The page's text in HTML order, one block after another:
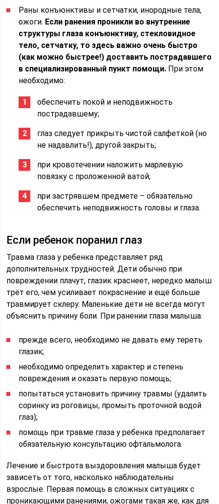
Раны конъюнктивы и сетчатки, инородные тела,
ожоги. Если ранения проникли во внутренние
структуры глаза конъюнктиву, стекловидное
тело, сетчатку, то здесь важно очень быстро
(как можно быстрее!) доставить пострадавшего
в специализированный пункт помощи. При этом
необходимо:
обеспечить покой и неподвижность
пострадавшему;
глаз следует прикрыть чистой салфеткой (но
не надавлить!), другой закрыть;
при кровотечении наложить марлевую
повязку с проложенной ватой;
при застрявшем предмете – обязательно
обеспечить неподвижность головы и глаза.
Если ребенок поранил глаз
Травма глаза у ребенка представляет ряд
дополнительных трудностей. Дети обычно при
повреждении плачут, глазик краснеет, нередко малыш
трёт его, чем усиливает покраснение и ещё больше
травмирует склеру. Маленькие дети не всегда могут
объяснить причину боли. При ранении глаза малыша:
прежде всего, необходимо не давать ему тереть
глазик;
необходимо определить характер и степень
повреждения и оказать первую помощь;
попытаться установить причину травмы (удалить
соринку из роговицы, промыть проточной водой
глаз);
помощь при травме глаза у ребенка предполагает
обязательную консультацию офтальмолога.
Лечение и быстрота выздоровления малыша будет
зависеть от того, насколько наблюдательны
взрослые. Первая помощь в сложных ситуациях с
проникающими ранениями, ожогами такая же, как для